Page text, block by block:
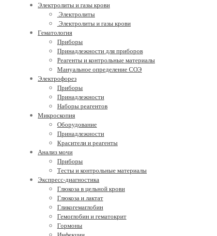
Электролиты и газы крови
Электролиты
Электролиты и газы крови
Гематология
Приборы
Принадлежности для приборов
Реагенты и контрольные материалы
Мануальное определение СОЭ
Электрофорез
Приборы
Принадлежности
Наборы реагентов
Микроскопия
Оборудование
Принадлежности
Красители и реагенты
Анализ мочи
Приборы
Тесты и контрольные материалы
Экспресс-диагностика
Глюкоза в цельной крови
Глюкоза и лактат
Гликогемаглобин
Гемоглобин и гематокрит
Гормоны
Инфекции